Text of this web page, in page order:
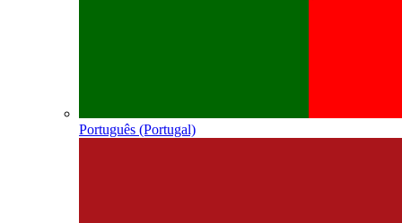
Português (Portugal)